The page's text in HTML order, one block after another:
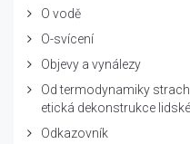
O vodě
O-svícení
Objevy a vynálezy
Od termodynamiky
etická dekonstrukce
Odkazovník